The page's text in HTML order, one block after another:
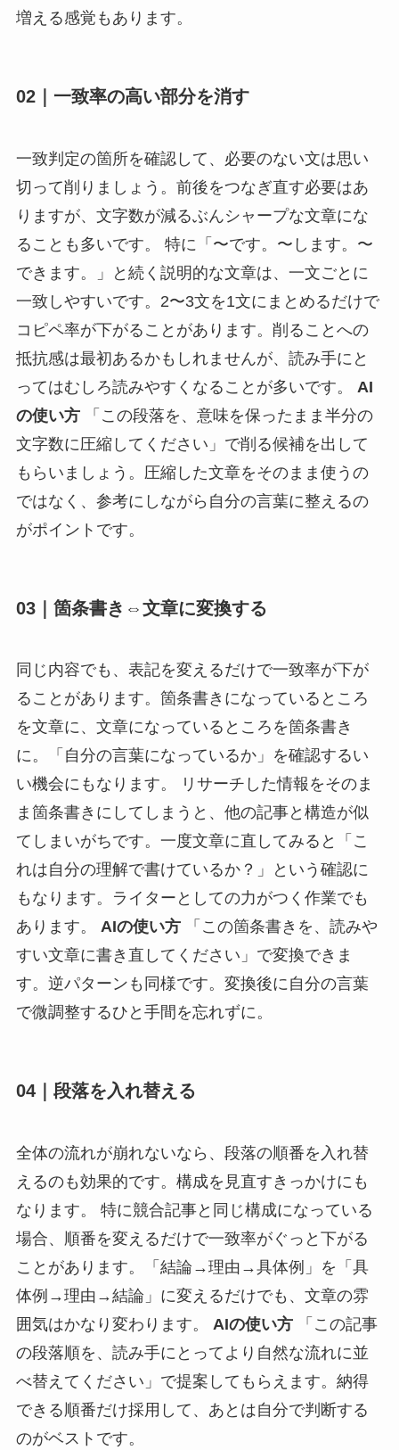
増える感覚もあります。
02｜一致率の高い部分を消す
一致判定の箇所を確認して、必要のない文は思い
切って削りましょう。前後をつなぎ直す必要はあ
りますが、文字数が減るぶんシャープな文章にな
ることも多いです。 特に「〜です。〜します。〜
できます。」と続く説明的な文章は、一文ごとに
一致しやすいです。2〜3文を1文にまとめるだけで
コピペ率が下がることがあります。削ることへの
抵抗感は最初あるかもしれませんが、読み手にと
ってはむしろ読みやすくなることが多いです。 AI
の使い方「この段落を、意味を保ったまま半分の
文字数に圧縮してください」で削る候補を出して
もらいましょう。圧縮した文章をそのまま使うの
ではなく、参考にしながら自分の言葉に整えるの
がポイントです。
03｜箇条書き⇔文章に変換する
同じ内容でも、表記を変えるだけで一致率が下が
ることがあります。箇条書きになっているところ
を文章に、文章になっているところを箇条書き
に。「自分の言葉になっているか」を確認するい
い機会にもなります。 リサーチした情報をそのま
ま箇条書きにしてしまうと、他の記事と構造が似
てしまいがちです。一度文章に直してみると「こ
れは自分の理解で書けているか？」という確認に
もなります。ライターとしての力がつく作業でも
あります。 AIの使い方「この箇条書きを、読みや
すい文章に書き直してください」で変換できま
す。逆パターンも同様です。変換後に自分の言葉
で微調整するひと手間を忘れずに。
04｜段落を入れ替える
全体の流れが崩れないなら、段落の順番を入れ替
えるのも効果的です。構成を見直すきっかけにも
なります。 特に競合記事と同じ構成になっている
場合、順番を変えるだけで一致率がぐっと下がる
ことがあります。「結論→理由→具体例」を「具
体例→理由→結論」に変えるだけでも、文章の雰
囲気はかなり変わります。 AIの使い方「この記事
の段落順を、読み手にとってより自然な流れに並
べ替えてください」で提案してもらえます。納得
できる順番だけ採用して、あとは自分で判断する
のがベストです。